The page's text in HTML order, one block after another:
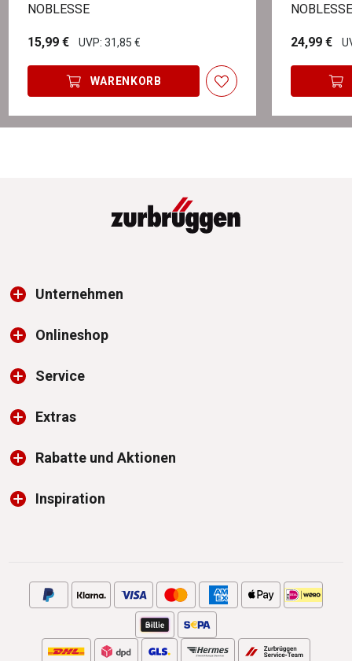
NOBLESSE
15,99 € UVP: 31,85 €
WARENKORB
NOBLESSE
24,99 €
Unternehmen
Onlineshop
Service
Extras
Rabatte und Aktionen
Inspiration